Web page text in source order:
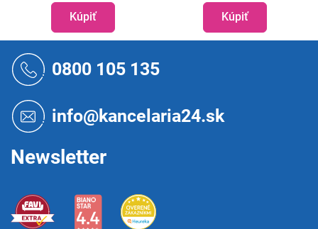
Kúpiť Kúpiť
0800 105 135
info@kancelaria24.sk
Newsletter